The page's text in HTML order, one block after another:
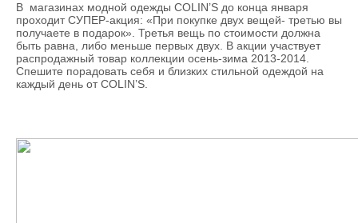
В магазинах модной одежды COLIN’S до конца января
проходит СУПЕР-акция: «При покупке двух вещей- третью вы
получаете в подарок». Третья вещь по стоимости должна
быть равна, либо меньше первых двух. В акции участвует
распродажный товар коллекции осень-зима 2013-2014.
Спешите порадовать себя и близких стильной одеждой на
каждый день от COLIN’S.